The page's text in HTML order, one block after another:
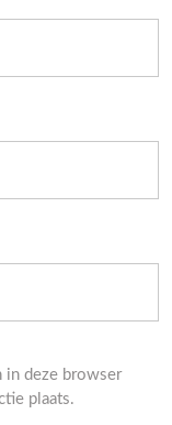
in deze browser
plaats.